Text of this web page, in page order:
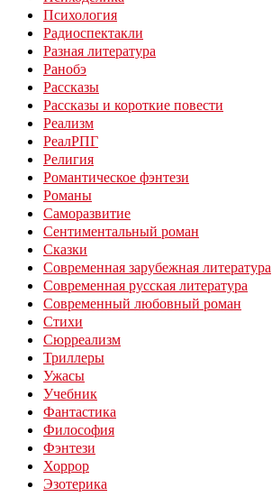
Психология
Радиоспектакли
Разная литература
Ранобэ
Рассказы
Рассказы и короткие повести
Реализм
РеалРПГ
Религия
Романтическое фэнтези
Романы
Саморазвитие
Сентиментальный роман
Сказки
Современная зарубежная литература
Современная русская литература
Современный любовный роман
Стихи
Сюрреализм
Триллеры
Ужасы
Учебник
Фантастика
Философия
Фэнтези
Хоррор
Эзотерика